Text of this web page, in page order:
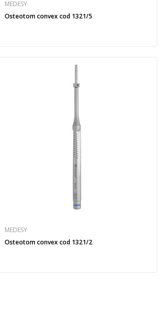
MEDESY
Osteotom convex cod 1321/5
MEDESY
Osteotom convex cod 1321/2